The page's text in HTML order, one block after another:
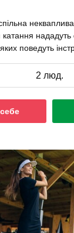
катання
поведуть
2 люд.